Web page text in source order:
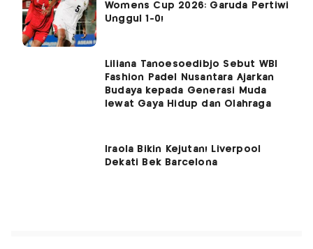
Womens Cup 2026: Garuda Pertiwi
Unggul 1-0!
Liliana Tanoesoedibjo Sebut WBI
Fashion Padel Nusantara Ajarkan
Budaya kepada Generasi Muda
lewat Gaya Hidup dan Olahraga
Iraola Bikin Kejutan! Liverpool
Dekati Bek Barcelona